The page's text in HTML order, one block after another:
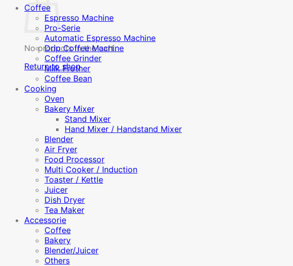
No products in the cart.
Return to shop
รุ่น
MFP2
quantity
Coffee
Espresso Machine
Pro-Serie
Automatic Espresso Machine
Drip Coffee Machine
Coffee Grinder
Milk Frother
Coffee Bean
Cooking
Oven
Bakery Mixer
Stand Mixer
Hand Mixer / Handstand Mixer
Blender
Air Fryer
Food Processor
Multi Cooker / Induction
Toaster / Kettle
Juicer
Dish Dryer
Tea Maker
Accessorie
Coffee
Bakery
Blender/Juicer
Others